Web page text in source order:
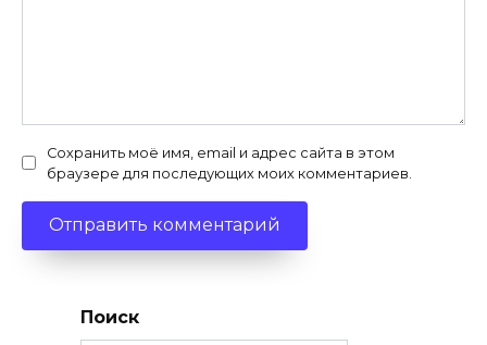
Сохранить моё имя, email и адрес сайта в этом
браузере для последующих моих комментариев.
Поиск